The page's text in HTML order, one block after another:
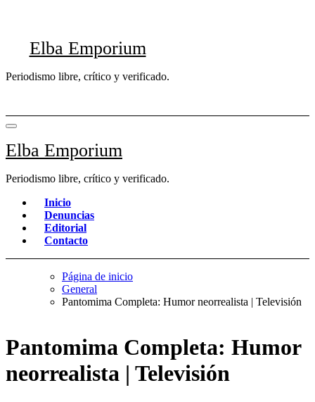
Elba Emporium
Periodismo libre, crítico y verificado.
Elba Emporium
Periodismo libre, crítico y verificado.
Inicio
Denuncias
Editorial
Contacto
Página de inicio
General
Pantomima Completa: Humor neorrealista | Televisión
Pantomima Completa: Humor
neorrealista | Televisión